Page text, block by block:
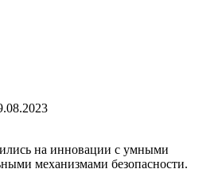
на инновации с умными
механизмами безопасности.